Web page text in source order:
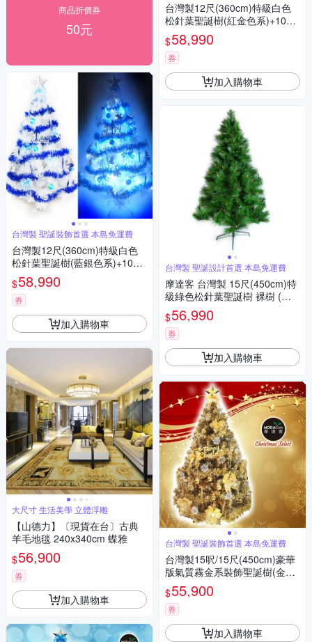
商品折價券
50元
台灣製 聖誕裝飾首選 本島免運費
台灣製12尺(360cm)特級白色
松針葉聖誕樹(藍銀色系)+100
燈LED燈7串 本島免運費
$58,990
券
加入購物車
大尺寸 生活美學 立體浮雕
【山德力】〔現貨在台〕古典
羊毛地毯 240x340cm 蝶雅
$56,900
券
加入購物車
台灣製12尺(360cm)特級白色
松針葉聖誕樹(紅金色系)+100
燈LED燈7串 本島免運費
$58,990
券
加入購物車
台灣製 聖誕設計首選 本島免運費
摩達客 台灣製 15尺(450cm)特
級綠色松針葉聖誕樹 裸樹 (不
含飾品不含燈) 本島免運費
$56,990
券
加入購物車
台灣製 聖誕裝飾首選 本島免運費
台灣製15呎/15尺(450cm)豪華
版氣質霧金系裝飾聖誕樹(金色
系配件組)(不含燈) 本島免運費
$55,900
券
加入購物車